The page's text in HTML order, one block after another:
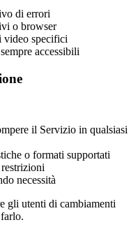
di errori
o browser
video specifici
accessibili
il Servizio in qualsiasi
o formati supportati
necessità
gli utenti di cambiamenti